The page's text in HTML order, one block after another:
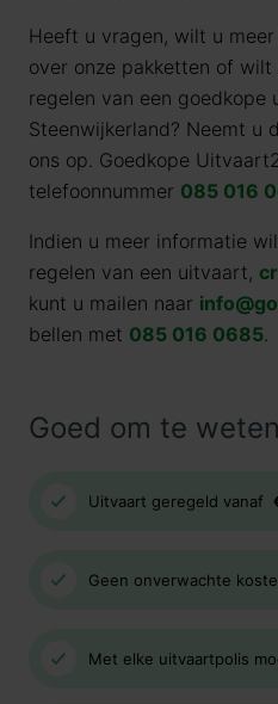
Heeft u vragen, wilt u
over onze pakketten of
regelen van een goedkope
Steenwijkerland? Neemt u
ons op. Goedkope
telefoonnummer 085 016
Indien u meer informatie
regelen van een uitvaart,
kunt u mailen naar
bellen met 085 016 0685.
Goed om te weten
Uitvaart geregeld vanaf
Geen onverwachte
Met elke uitvaartpolis